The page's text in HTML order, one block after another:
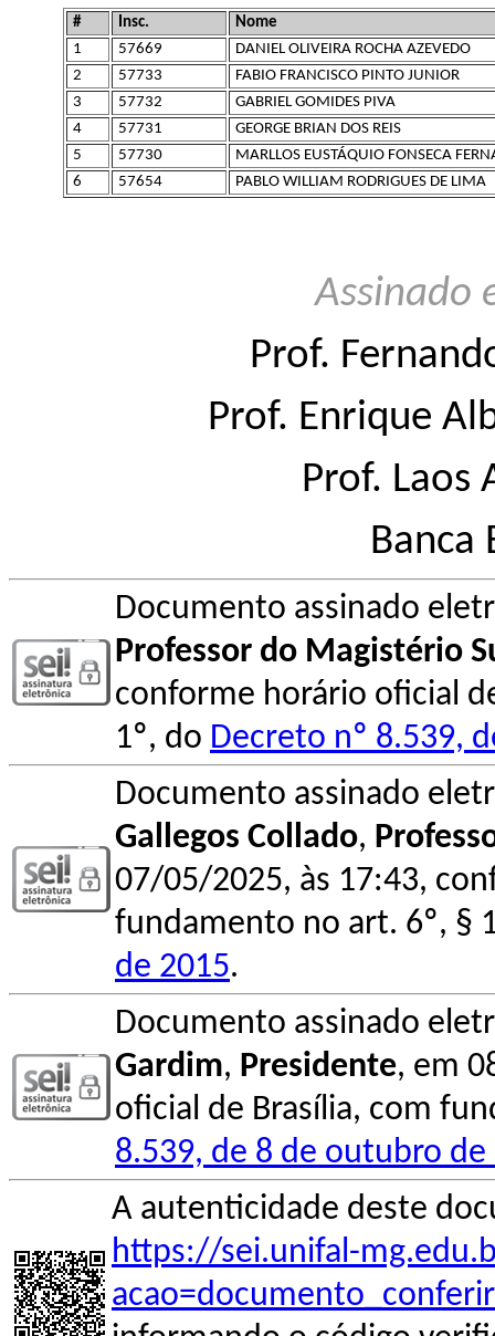
# Insc.
Nome
1
57669
DANIEL OLIVEIRA ROCHA AZEVEDO
2
57733
FABIO FRANCISCO PINTO JUNIOR
3
57732
GABRIEL GOMIDES PIVA
4
57731
GEORGE BRIAN DOS REIS
5
57730
MARLLOS EUSTÁQUIO FONSECA
6
57654 PABLO WILLIAM RODRIGUES DE LIMA
Assinado
Prof.
Prof. Enrique
Prof. Laos
Banca
Documento assinado
Professor do Magistério
conforme horário oficial
1º, do Decreto nº 8.539,
Documento assinado
Gallegos Collado,
07/05/2025, às 17:43,
fundamento no art. 6º, §
de 2015.
Documento assinado
Gardim, Presidente, em
oficial de Brasília, com
8.539, de 8 de outubro de
A autenticidade deste
https://sei.unifal-